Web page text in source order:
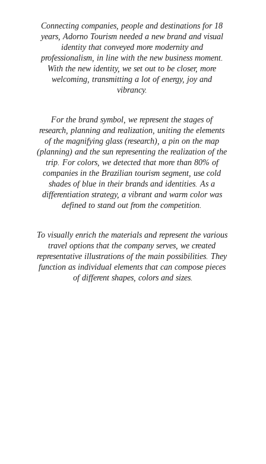
Connecting companies, people and destinations for 18
years, Adorno Tourism needed a new brand and visual
identity that conveyed more modernity and
professionalism, in line with the new business moment.
With the new identity, we set out to be closer, more
welcoming, transmitting a lot of energy, joy and
vibrancy.
For the brand symbol, we represent the stages of
research, planning and realization, uniting the elements
of the magnifying glass (research), a pin on the map
(planning) and the sun representing the realization of the
trip. For colors, we detected that more than 80% of
companies in the Brazilian tourism segment, use cold
shades of blue in their brands and identities. As a
differentiation strategy, a vibrant and warm color was
defined to stand out from the competition.
To visually enrich the materials and represent the various
travel options that the company serves, we created
representative illustrations of the main possibilities. They
function as individual elements that can compose pieces
of different shapes, colors and sizes.